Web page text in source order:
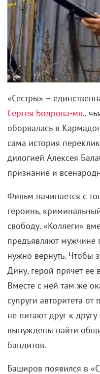
«Сестры» –
Сергея Бодрова-мл.,
оборвалась в
сама история
дилогией Алексея
признание и
Фильм начинается с
героинь,
свободу. «Коллеги»
предъявляют
нужно вернуть. Чтобы
Дину, герой прячет ее
Вместе с ней там же
супруги авторитета
не питают друг к
вынуждены найти
бандитов.
Баширов появился в